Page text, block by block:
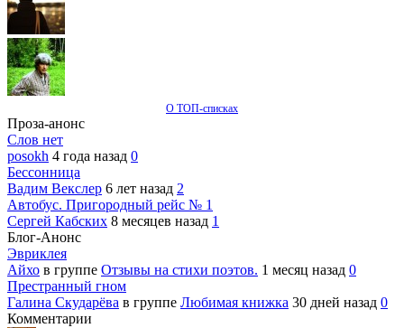
О ТОП-списках
Проза-анонс
Слов нет
posokh 4 года назад 0
Бессонница
Вадим Векслер 6 лет назад 2
Автобус. Пригородный рейс № 1
Сергей Кабских 8 месяцев назад 1
Блог-Анонс
Эвриклея
Айхо в группе Отзывы на стихи поэтов. 1 месяц назад 0
Престранный гном
Галина Скударёва в группе Любимая книжка 30 дней назад 0
Комментарии